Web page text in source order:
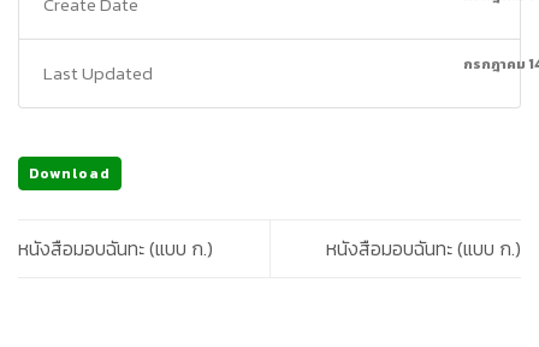
Last Updated กรกฎาคม
Download
หนังสือมอบฉันทะ (แบบ ก.) หนังสือมอบฉันทะ (แบบ ก.)